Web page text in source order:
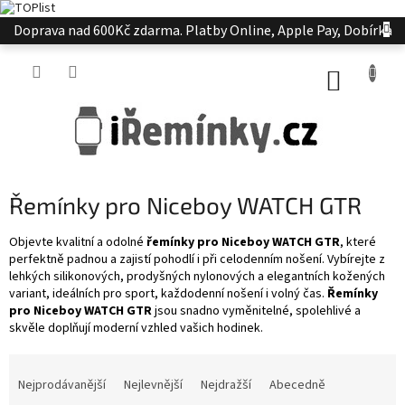
Přejít
na
Doprava nad 600Kč zdarma. Platby Online, Apple Pay, Dobírka
Řemínky pro Niceboy WATCH GTR
Objevte kvalitní a odolné řemínky pro Niceboy WATCH GTR, které
perfektně padnou a zajistí pohodlí i při celodenním nošení. Vybírejte z
lehkých silikonových, prodyšných nylonových a elegantních kožených
variant, ideálních pro sport, každodenní nošení i volný čas. Řemínky
pro Niceboy WATCH GTRjsou snadno vyměnitelné, spolehlivé a
skvěle doplňují moderní vzhled vašich hodinek.
Nejprodávanější Nejlevnější Nejdražší Abecedně